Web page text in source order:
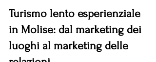
Turismo lento esperienziale
in Molise: dal marketing dei
luoghi al marketing delle